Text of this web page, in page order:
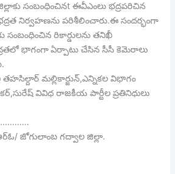
సంబంధించినt ఈవీఎంలు భద్రపరిచిన
నిర్వహణను పరిశీలించారు.ఈ సందర్భంగా
సంబంధించిన రికార్డులను తనిఖీ
భాగంగా ఏర్పాటు చేసిన సీసీ కెమెరాలు
మల్లికార్జున్,ఎన్నికల విభాగం
వివిధ రాజకీయ పార్టీల ప్రతినిధులు
జోగులాంబ గద్వాల జిల్లా.